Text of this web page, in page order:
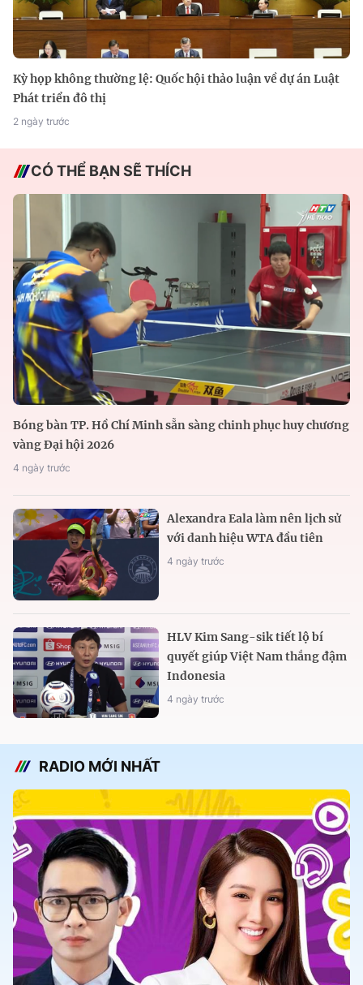
Kỳ họp không thường lệ: Quốc hội thảo luận về dự án Luật
Phát triển đô thị
2 ngày trước
CÓ THỂ BẠN SẼ THÍCH
Bóng bàn TP. Hồ Chí Minh sẵn sàng chinh phục huy chương
vàng Đại hội 2026
4 ngày trước
Alexandra Eala làm nên lịch sử
với danh hiệu WTA đầu tiên
4 ngày trước
HLV Kim Sang-sik tiết lộ bí
quyết giúp Việt Nam thắng đậm
Indonesia
4 ngày trước
RADIO MỚI NHẤT